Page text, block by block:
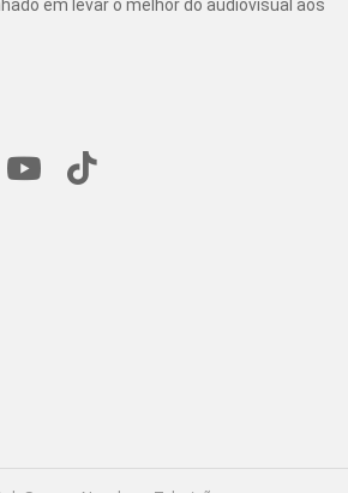
em levar o melhor do audiovisual aos